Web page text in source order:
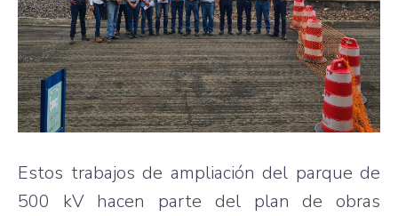
Estos trabajos de ampliación del parque de
500 kV hacen parte del plan de obras